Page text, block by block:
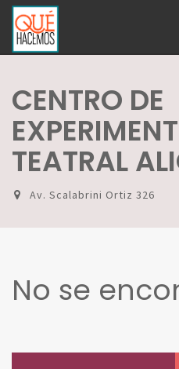
CENTRO DE
TEATRAL
Av. Scalabrini Ortiz 326
No se